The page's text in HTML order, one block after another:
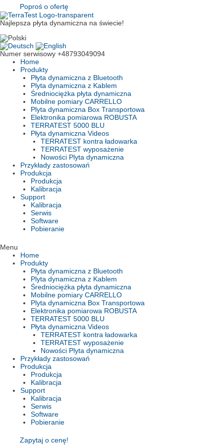
Poproś o ofertę
Najlepsza płyta dynamiczna na świecie!
Numer serwisowy +48793049094
Home
Produkty
Płyta dynamiczna z Bluetooth
Plyta dynamiczna z Kablem
Średniociężka płyta dynamiczna
Mobilne pomiary CARRELLO
Plyta dynamiczna Box Transportowa
Elektronika pomiarowa ROBUSTA
TERRATEST 5000 BLU
Płyta dynamiczna Videos
TERRATEST kontra ładowarka
TERRATEST wyposażenie
Nowości Plyta dynamiczna
Przykłady zastosowań
Produkcja
Produkcja
Kalibracja
Support
Kalibracja
Serwis
Software
Pobieranie
Menu
Home
Produkty
Płyta dynamiczna z Bluetooth
Plyta dynamiczna z Kablem
Średniociężka płyta dynamiczna
Mobilne pomiary CARRELLO
Plyta dynamiczna Box Transportowa
Elektronika pomiarowa ROBUSTA
TERRATEST 5000 BLU
Płyta dynamiczna Videos
TERRATEST kontra ładowarka
TERRATEST wyposażenie
Nowości Plyta dynamiczna
Przykłady zastosowań
Produkcja
Produkcja
Kalibracja
Support
Kalibracja
Serwis
Software
Pobieranie
Zapytaj o cenę!